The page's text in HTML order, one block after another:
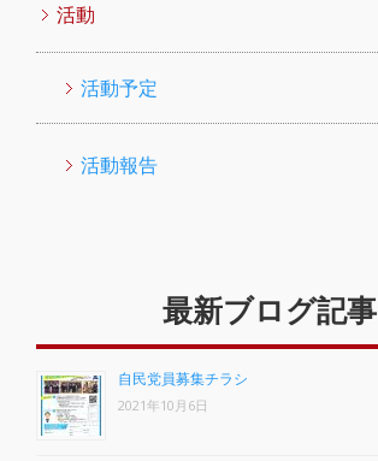
活動
活動予定
活動報告
最新ブログ記事
自民党員募集チラシ
2021年10月6日